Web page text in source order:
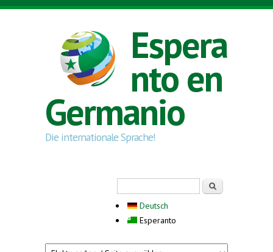
Skip to main content
Espera
nto en
Germanio
Die internationale Sprache!
Deutsch
Esperanto